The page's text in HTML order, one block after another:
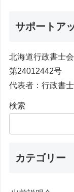
サポートア
北海道行政書士
第24012442号
代表者：行政書
検索
カテゴリー